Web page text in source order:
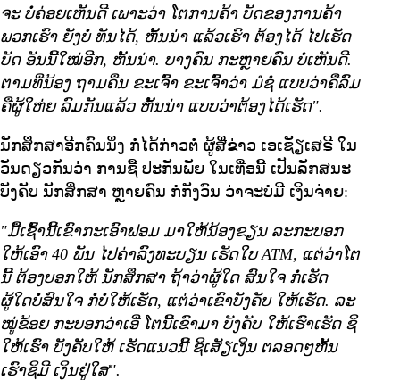
ຈະ ບໍ່ຄ່ອຍເຫັນດີ ເພາະວ່າ ໂຕການຄ້າ ບັດຂອງການຄ້າ
ພວກເຮົາ ຍັງບໍ່ ທັນໄດ້, ຫັ້ນນ່າ ແລ້ວເຮົາ ຕ້ອງໄດ້ ໄປເຮັດ
ບັດ ອັນນີ້ໃໝ່ອີກ, ຫັ້ນນ່າ. ບາງຄົນ ກະຫຼາຍຄົນ ບໍ່ເຫັນດີ.
ຕາມທີ່ນ້ອງ ຖາມຄືນ ຂະເຈົ້າ ຂະເຈົ້າວ່າ ມໍຊໍ ແບບວ່າຄືລົມ
ຄືຜູ້ໃຫ່ຍ ລົມກັນແລ້ວ ຫັ້ນນ່າ ແບບວ່າຕ້ອງໄດ້ເຮັດ".
ນັກສຶກສາອີກຄົນນຶ່ງ ກໍ່ໄດ້ກ່າວຕໍ່ ຜູ້ສື່ຂ່າວ ເອເຊັຽເສຣີ ໃນ
ວັນດຽວກັນວ່າ ການຊື້ ປະກັນພັຍ ໃນເທື່ອນີ້ ເປັນລັກສນະ
ບັງຄັບ ນັກສຶກສາ ຫຼາຍຄົນ ກໍ່ກັງວົນ ວ່າຈະບໍ່ມີ ເງິນຈ່າຍ:
"ມື້ເຊົ້ານີ້ເຂົາກະເອົາຟອມ ມາໃຫ້ນ້ອງຂຽນ ລະກະບອກ
ໃຫ້ເອົາ 40 ພັນ ໄປຄ່າລົງທະບຽນ ເຮັດໃບ ATM, ແຕ່ວ່າໂຕ
ນີ້ ຕ້ອງບອກໃຫ້ ນັກສຶກສາ ຖ້າວ່າຜູ້ໃດ ສົນໃຈ ກໍ່ເຮັດ
ຜູ້ໃດບໍ່ສົນໃຈ ກໍ່ບໍ່ໃຫ້ເຮັດ, ແຕ່ວ່າເຂົາບັງຄັບ ໃຫ້ເຮັດ. ລະ
ໝູ່ຂ້ອຍ ກະບອກວ່າເອີ່ ໂຕນີ້ເຂົາມາ ບັງຄັບ ໃຫ້ເຮົາເຮັດ ຊິ
ໃຫ້ເຮົາ ບັງຄັບໃຫ້ ເຮັດແນວນີ້ ຊິເສັຽເງິນ ຕລອດໆຫັ້ນ
ເຮົາຊິມີ ເງິນຢູ່ໃສ".